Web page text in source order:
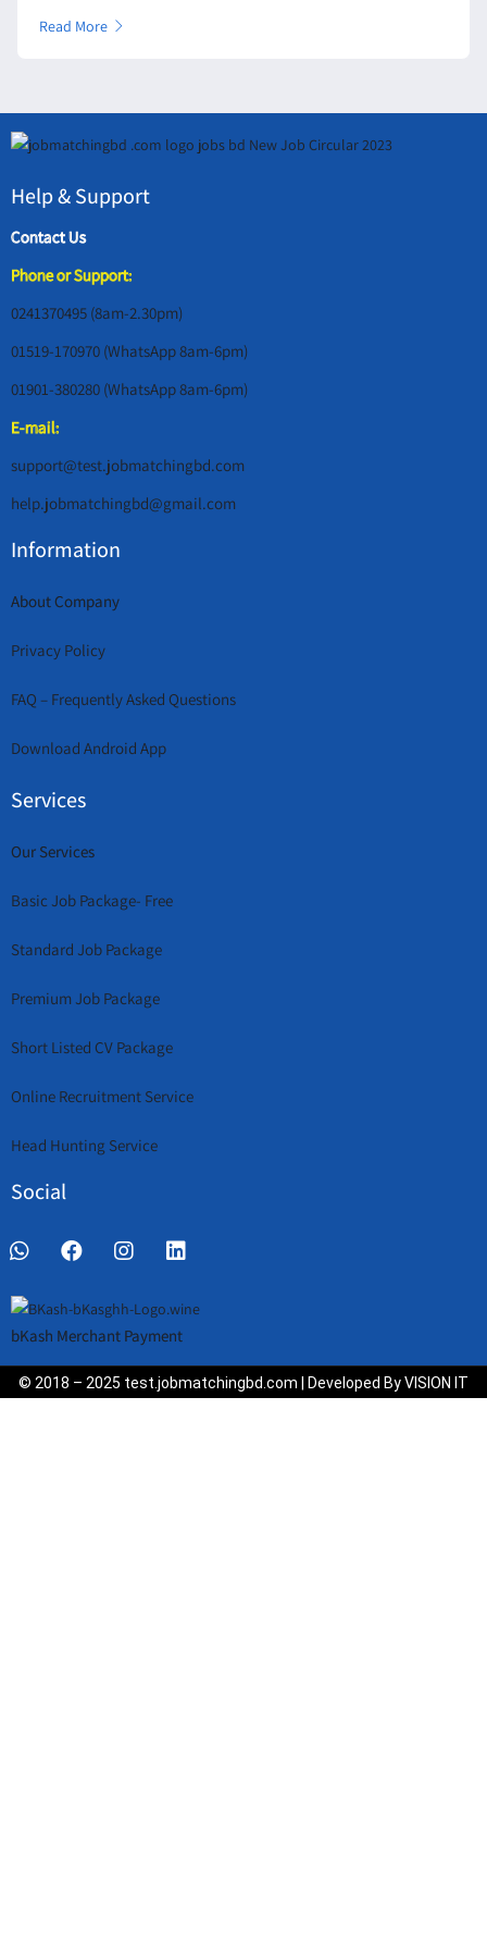
Read More
Help & Support
Contact Us
Phone or Support:
0241370495 (8am-2.30pm)
01519-170970 (WhatsApp 8am-6pm)
01901-380280 (WhatsApp 8am-6pm)
E-mail:
support@test.jobmatchingbd.com
help.jobmatchingbd@gmail.com
Information
About Company
Privacy Policy
FAQ – Frequently Asked Questions
Download Android App
Services
Our Services
Basic Job Package- Free
Standard Job Package
Premium Job Package
Short Listed CV Package
Online Recruitment Service
Head Hunting Service
Social
bKash Merchant Payment
© 2018 – 2025 test.jobmatchingbd.com | Developed By VISION IT